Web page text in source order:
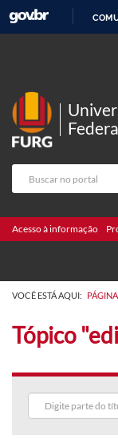
Acesso à informação
VOCÊ ESTÁ AQUI:
Tópico